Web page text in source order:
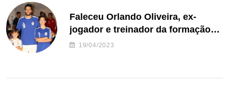
Faleceu Orlando Oliveira, ex-
jogador e treinador da formação
de andebol do Feirense
19/04/2023